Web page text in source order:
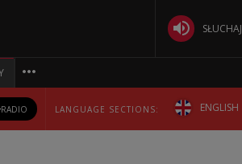
SŁUCHAJ
RADIO LANGUAGE SECTIONS: ENGLISH